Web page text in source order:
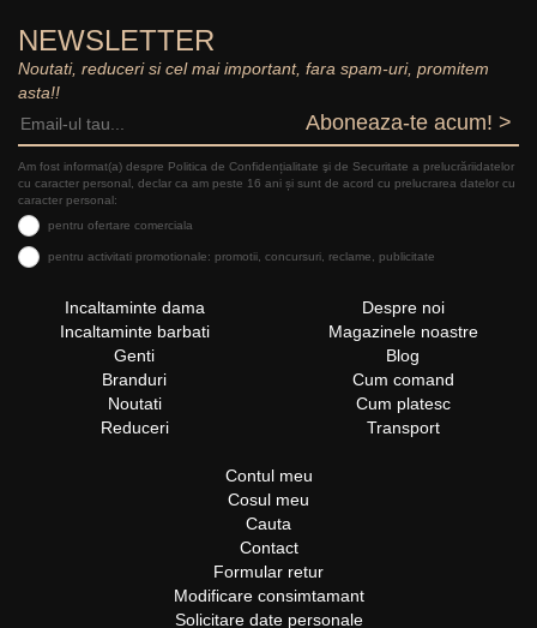
NEWSLETTER
Noutati, reduceri si cel mai important, fara spam-uri, promitem
asta!!
Aboneaza-te acum! >
Am fost informat(a) despre Politica de Confidențialitate şi de Securitate a prelucrăriidatelor
cu caracter personal, declar ca am peste 16 ani și sunt de acord cu prelucrarea datelor cu
caracter personal:
pentru ofertare comerciala
pentru activitati promotionale: promotii, concursuri, reclame, publicitate
Incaltaminte dama
Incaltaminte barbati
Genti
Branduri
Noutati
Reduceri
Despre noi
Magazinele noastre
Blog
Cum comand
Cum platesc
Transport
Contul meu
Cosul meu
Cauta
Contact
Formular retur
Modificare consimtamant
Solicitare date personale